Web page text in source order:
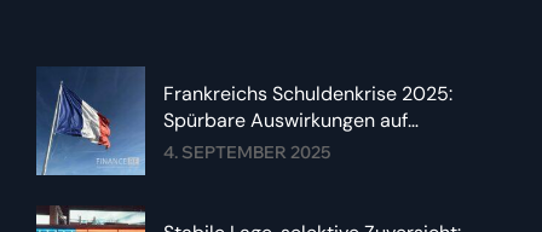
Frankreichs Schuldenkrise 2025:
Spürbare Auswirkungen auf
Immobilienzinsen im Euroraum
4. SEPTEMBER 2025